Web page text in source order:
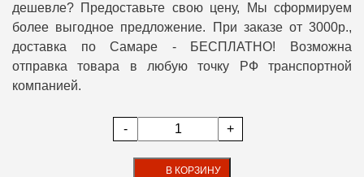
дешевле? Предоставьте свою цену, Мы сформируем
более выгодное предложение. При заказе от 3000р.,
доставка по Самаре - БЕСПЛАТНО! Возможна
отправка товара в любую точку РФ транспортной
компанией.
- +
В КОРЗИНУ